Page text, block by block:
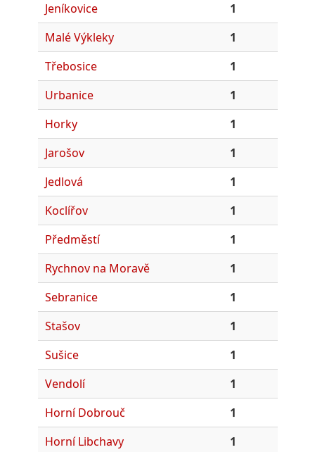
Jeníkovice
1
Malé Výkleky
1
Třebosice
1
Urbanice
1
Horky
1
Jarošov
1
Jedlová
1
Koclířov
1
Předměstí
1
Rychnov na Moravě
1
Sebranice
1
Stašov
1
Sušice
1
Vendolí
1
Horní Dobrouč
1
Horní Libchavy
1